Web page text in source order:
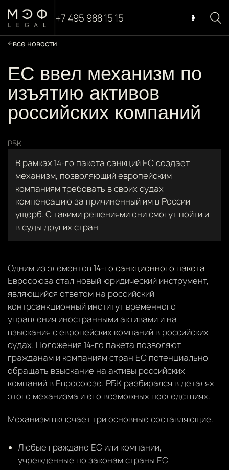
+7 495 988 15 15
все новости
ЕС ввел механизм по
изъятию активов
российских компаний
РБК
В рамках 14-го пакета санкций ЕС создает
механизм, позволяющий европейским
компаниям требовать в своих судах
компенсацию за причиненный им в России
ущерб. С такими решениями они смогут пойти и
в суды других стран
Одним из элементов14-го санкционного пакета
Евросоюза стал новый юридический инструмент,
являющийся ответом на российский
контрсанкционный институт временного
управления иностранными активами и на
взыскания с европейских компаний в российских
судах. Положения 14-го пакета позволяют
гражданам и компаниям стран ЕС потенциально
обращать взыскание на активы российских
компаний в Евросоюзе. РБК разбирался в деталях
этого механизма и его возможных последствиях.
Механизм включает три основные составляющие.
Любые граждане ЕС или компании,
учрежденные по законам страны ЕС